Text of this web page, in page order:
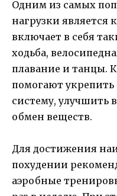
Одним из самых
нагрузки является
включает в себя
ходьба,
плавание и танцы.
помогают укрепить
систему, улучшить
обмен веществ.
Для достижения
похудении
аэробные